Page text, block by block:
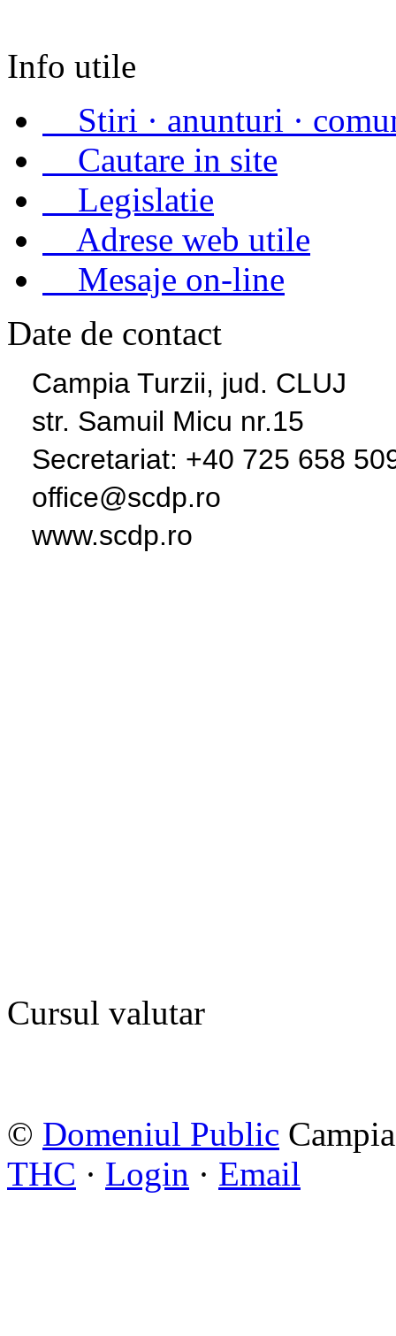
Info utile
Stiri · anunturi ·
Cautare in site
Legislatie
Adrese web utile
Mesaje on-line
Date de contact
Campia Turzii, jud. CLUJ
str. Samuil Micu nr.15
Secretariat: +40 725 658
office@scdp.ro
www.scdp.ro
Cursul valutar
© Domeniul Public
THC · Login · Email